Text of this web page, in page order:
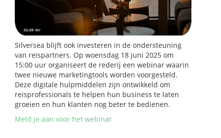
Silversea blijft ook investeren in de ondersteuning
van reispartners. Op woensdag 18 juni 2025 om
15:00 uur organiseert de rederij een webinar waarin
twee nieuwe marketingtools worden voorgesteld.
Deze digitale hulpmiddelen zijn ontwikkeld om
reisprofessionals te helpen hun business te laten
groeien en hun klanten nog beter te bedienen.
Meld je aan voor het webinar